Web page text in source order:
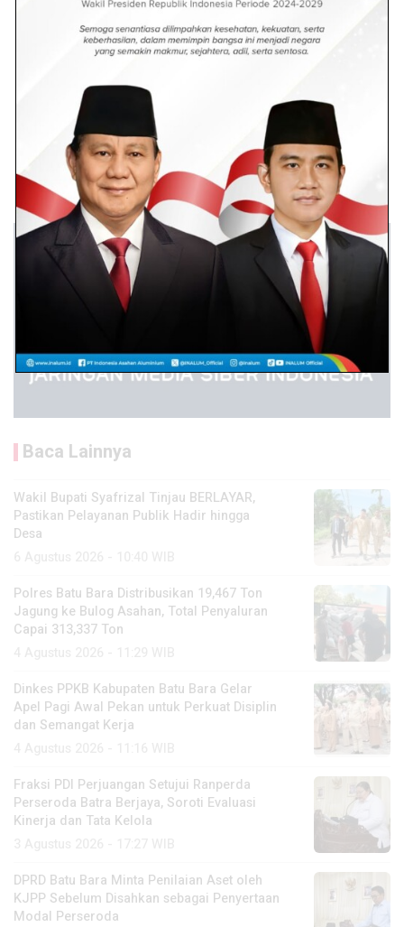
Baca Lainnya
Wakil Bupati Syafrizal Tinjau BERLAYAR,
Pastikan Pelayanan Publik Hadir hingga
Desa
Polres Batu Bara Distribusikan 19,467 Ton
Jagung ke Bulog Asahan, Total Penyaluran
Capai 313,337 Ton
Dinkes PPKB Kabupaten Batu Bara Gelar
Apel Pagi Awal Pekan untuk Perkuat Disiplin
dan Semangat Kerja
Fraksi PDI Perjuangan Setujui Ranperda
Perseroda Batra Berjaya, Soroti Evaluasi
Kinerja dan Tata Kelola
DPRD Batu Bara Minta Penilaian Aset oleh
KJPP Sebelum Disahkan sebagai Penyertaan
Modal Perseroda